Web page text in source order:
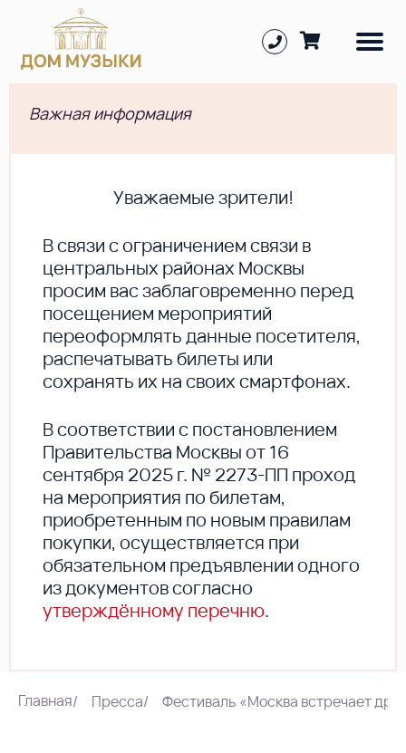
Важная информация
Уважаемые зрители!
В cвязи с ограничением связи в
центральных районах Москвы
просим вас заблаговременно перед
посещением мероприятий
переоформлять данные посетителя,
распечатывать билеты или
сохранять их на своих смартфонах.
В соответствии с постановлением
Правительства Москвы от 16
сентября 2025 г. № 2273-ПП проход
на мероприятия по билетам,
приобретенным по новым правилам
покупки, осуществляется при
обязательном предъявлении одного
из документов согласно
утверждённому перечню.
Главная/ Пресса/ Фестиваль «Москва встречает